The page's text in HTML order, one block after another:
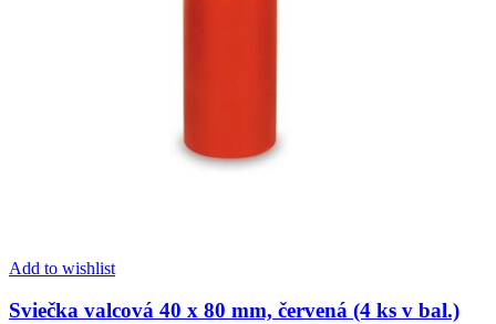
Add to wishlist
Sviečka valcová 40 x 80 mm, červená (4 ks v bal.)